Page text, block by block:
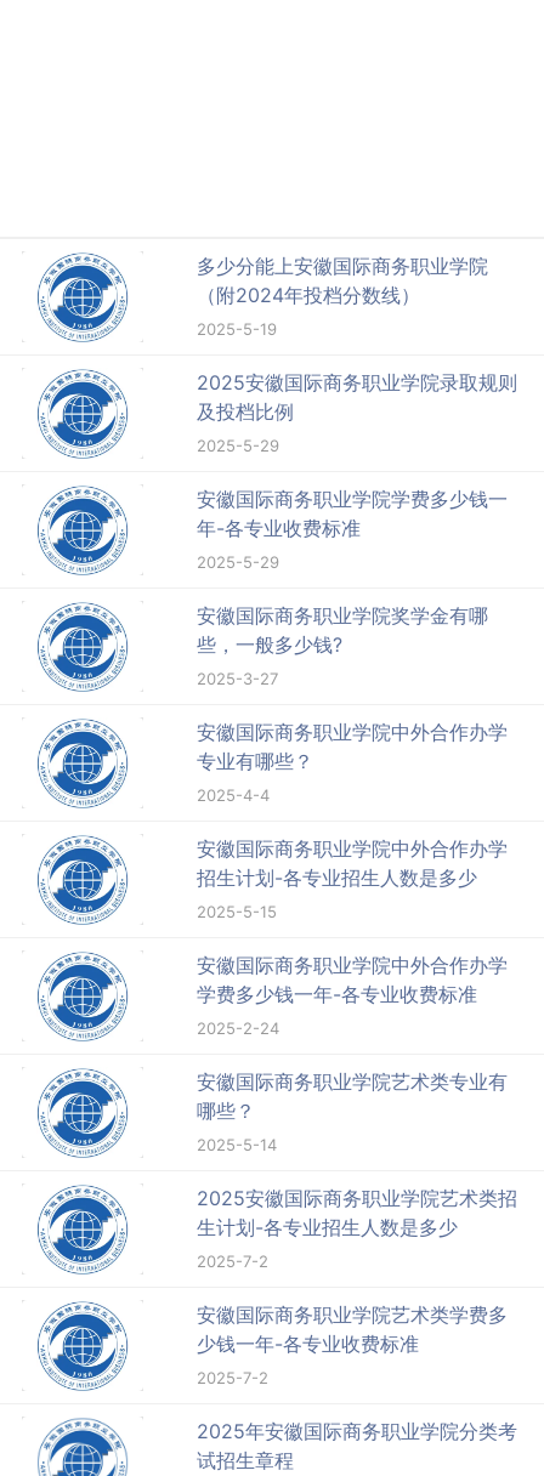
多少分能上安徽国际商务职业学院
（附2024年投档分数线）
2025-5-19
2025安徽国际商务职业学院录取规则
及投档比例
2025-5-29
安徽国际商务职业学院学费多少钱一
年-各专业收费标准
2025-5-29
安徽国际商务职业学院奖学金有哪
些，一般多少钱?
2025-3-27
安徽国际商务职业学院中外合作办学
专业有哪些？
2025-4-4
安徽国际商务职业学院中外合作办学
招生计划-各专业招生人数是多少
2025-5-15
安徽国际商务职业学院中外合作办学
学费多少钱一年-各专业收费标准
2025-2-24
安徽国际商务职业学院艺术类专业有
哪些？
2025-5-14
2025安徽国际商务职业学院艺术类招
生计划-各专业招生人数是多少
2025-7-2
安徽国际商务职业学院艺术类学费多
少钱一年-各专业收费标准
2025-7-2
2025年安徽国际商务职业学院分类考
试招生章程